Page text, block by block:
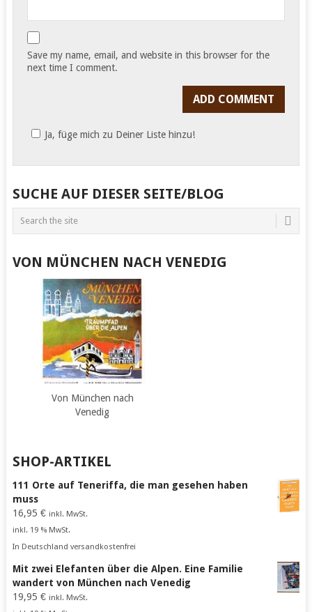
Save my name, email, and website in this browser for the
next time I comment.
Ja, füge mich zu Deiner Liste hinzu!
SUCHE AUF DIESER SEITE/BLOG
VON MÜNCHEN NACH VENEDIG
Von München nach
Venedig
SHOP-ARTIKEL
111 Orte auf Teneriffa, die man gesehen haben
muss
16,95 € inkl. MwSt.
inkl. 19 % MwSt.
In Deutschland versandkostenfrei
Mit zwei Elefanten über die Alpen. Eine Familie
wandert von München nach Venedig
19,95 € inkl. MwSt.